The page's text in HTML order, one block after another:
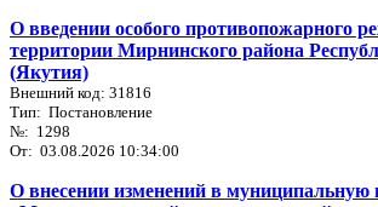
О введении особого противопожарного
территории Мирнинского района
(Якутия)
Внешний код: 31816
Тип: Постановление
№: 1298
От: 03.08.2026 10:34:00
О внесении изменений в муниципальную